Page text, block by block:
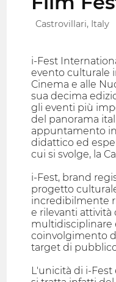
Castrovillari, Italy
i-Fest
evento culturale
Cinema e alle
sua decima
gli eventi più
del panorama
appuntamento
didattico ed
cui si svolge, la
i-Fest, brand
progetto
incredibilmente
e rilevanti attività
multidisciplinare
coinvolgimento
target di
L'unicità di i-